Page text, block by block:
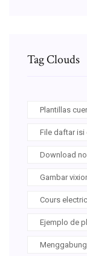
Tag Clouds
Plantillas
File daftar
Download
Gambar
Cours
Ejemplo de